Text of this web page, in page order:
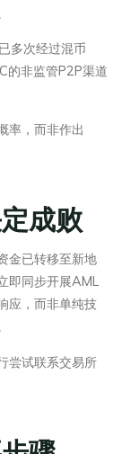
多次经过混币
的非监管P2P渠道
率，而非作出
成败
金已转移至新地
即同步开展AML
应，而非单纯技
尝试联系交易所